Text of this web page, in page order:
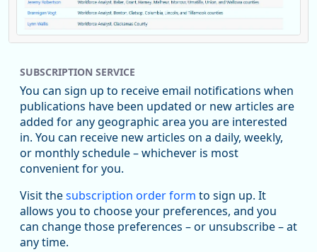
Replies: 0Reposts: 1Likes: 0 View on Bluesky
Oregon Employment Department -
Workforce & Economic Research
@oed-research.bsky.social
Oregon has recently suffered relatively sharp declines in
manufacturing since January 2019. Though there had been
substantial recovery through 2022, employment in the
manufacturing sector declined by 13%.
https://ow.ly/ZNf850ZwFPG
SUBSCRIPTION SERVICE
You can sign up to receive email notifications when
publications have been updated or new articles are
added for any geographic area you are interested
in. You can receive new articles on a daily, weekly,
or monthly schedule – whichever is most
convenient for you.
Visit thesubscription order form to sign up. It
allows you to choose your preferences, and you
can change those preferences – or unsubscribe – at
any time.